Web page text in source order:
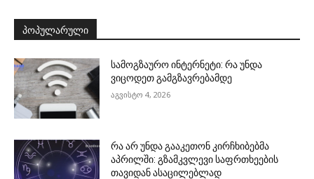
ᲞᲝᲞᲣᲚᲐᲠᲣᲚᲘ
სამოგზაურო ინტერნეტი: რა უნდა
ვიცოდეთ გამგზავრებამდე
აგვისტო 4, 2026
რა არ უნდა გააკეთონ კირჩხიბებმა
აპრილში: გზამკვლევი საფრთხეების
თავიდან ასაცილებლად